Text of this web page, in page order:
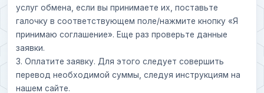
услуг обмена, если вы принимаете их, поставьте
галочку в соответствующем поле/нажмите кнопку «Я
принимаю соглашение». Еще раз проверьте данные
заявки.
3. Оплатите заявку. Для этого следует совершить
перевод необходимой суммы, следуя инструкциям на
нашем сайте.